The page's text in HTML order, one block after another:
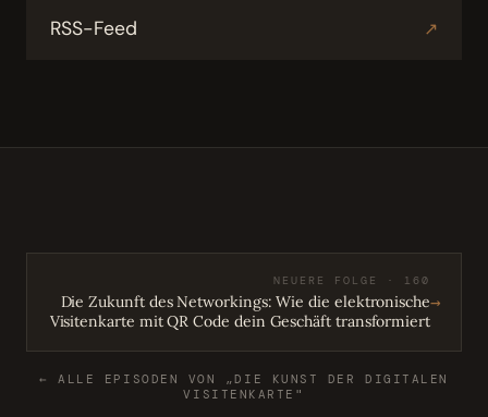
RSS-Feed ↗
NEUERE FOLGE · 160
Die Zukunft des Networkings: Wie die elektronische
Visitenkarte mit QR Code dein Geschäft transformiert
→
← ALLE EPISODEN VON „DIE KUNST DER DIGITALEN
VISITENKARTE"